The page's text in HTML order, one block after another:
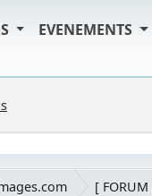
EVENEMENTS
[